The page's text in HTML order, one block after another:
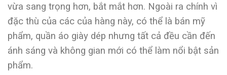
vừa sang trọng hơn, bắt mắt hơn. Ngoài ra chính vì
đặc thù của các của hàng này, có thể là bán mỹ
phẩm, quần áo giày dép nhưng tất cả đều cần đến
ánh sáng và không gian mới có thể làm nổi bật sản
phẩm.